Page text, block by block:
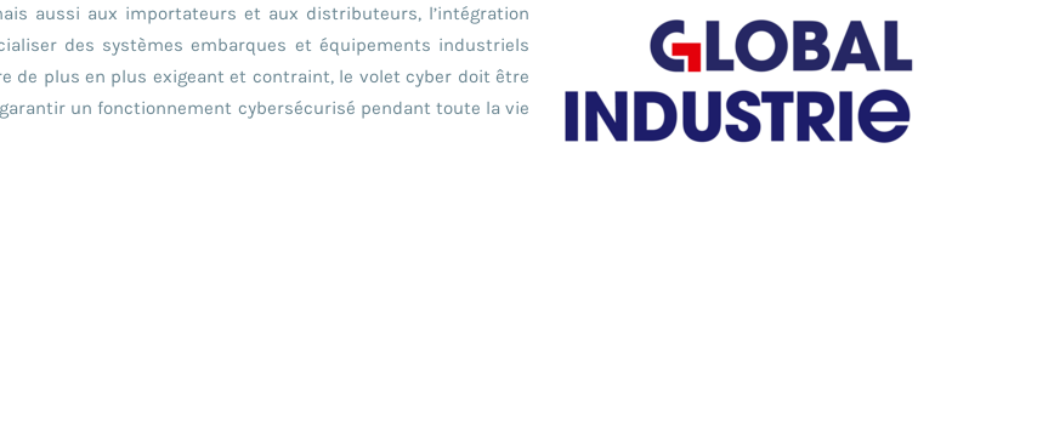
aussi aux importateurs et aux distributeurs, l’intégration
des systèmes embarques et équipements industriels
de plus en plus exigeant et contraint, le volet cyber doit être
un fonctionnement cybersécurisé pendant toute la vie